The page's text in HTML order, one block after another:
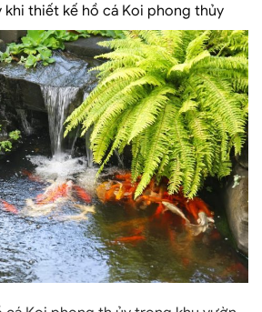
khi thiết kế hồ cá Koi phong thủy